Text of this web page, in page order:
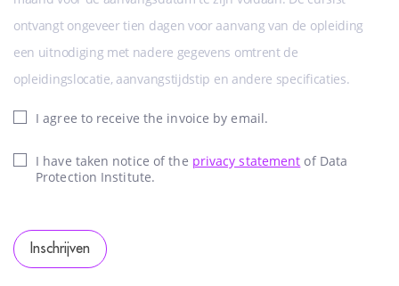
ontvangt ongeveer tien dagen voor aanvang van de opleiding
een uitnodiging met nadere gegevens omtrent de
opleidingslocatie, aanvangstijdstip en andere specificaties.
I agree to receive the invoice by email.
I have taken notice of the privacy statement of Data
Protection Institute.
Inschrijven